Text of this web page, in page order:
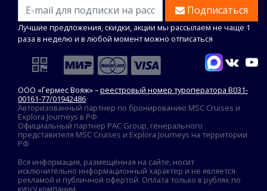
Подписаться
Лучшие предложения, скидки, акции мы рассылаем не чаще 1
раза в неделю и в любой момент можно отписаться
ООО «Гермес Вояж» –реестровый номер туроператора В031-
00161-77/01942486
Авторизованный партнер по бронированию MSC Cruises и
Explora Journeys в РФ
Официальный партнер PAC Group, генерального
представителя MSC Cruises и Explora Journeys на территории
РФ
Вся информация, размещённая на сайте, носит
исключительно информационный характер и не является
рекламой и публичной офертой. Оплата только в рублях по
курсу компании.